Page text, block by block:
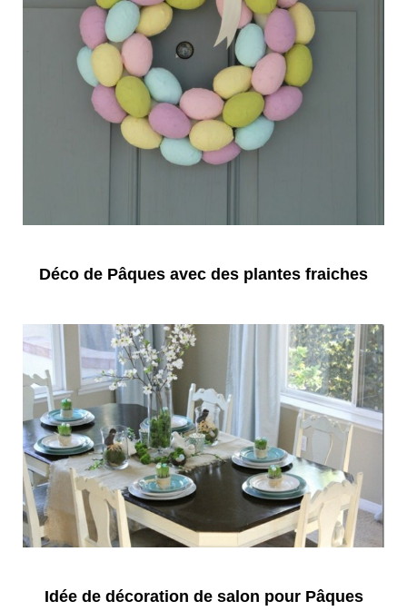
Déco de Pâques avec des plantes fraiches
Idée de décoration de salon pour Pâques